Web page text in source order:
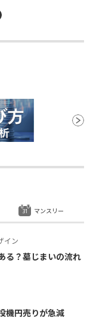
イン
る？墓じまいの流れ
機円売りが急減
マンスリー